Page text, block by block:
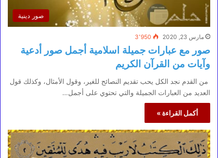
صور دينية
مارس 23, 2020 3٬950
صور مع عبارات جميلة اسلامية أجمل صور أدعية
وآيات من القرآن الكريم
من القدم نجد الكل يحب تقديم النصائح للغير، وقول الأمثال، وكذلك قول
العديد من العبارات الجميلة والتي تحتوي على أجمل…
أكمل القراءة »